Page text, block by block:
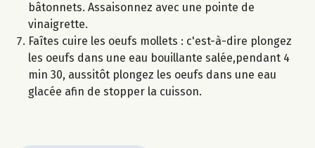
bâtonnets. Assaisonnez avec une pointe de
vinaigrette.
Faîtes cuire les oeufs mollets : c'est-à-dire plongez
les oeufs dans une eau bouillante salée,pendant 4
min 30, aussitôt plongez les oeufs dans une eau
glacée afin de stopper la cuisson.